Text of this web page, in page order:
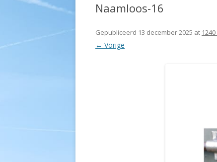
Naamloos-16
Gepubliceerd 13 december 2025 at
← Vorige